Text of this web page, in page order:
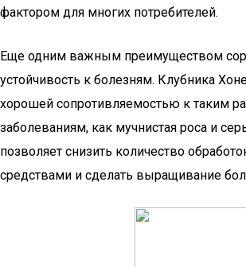
фактором для многих потребителей.
Еще одним важным преимуществом
устойчивость к болезням. Клубника
хорошей сопротивляемостью к таким
заболеваниям, как мучнистая роса и
позволяет снизить количество
средствами и сделать выращивание